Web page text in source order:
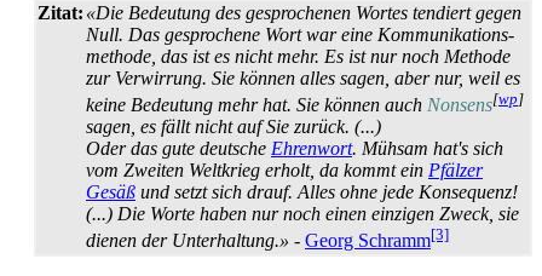
Zitat: «Die Bedeutung des gesprochenen Wortes tendiert gegen
Null. Das gesprochene Wort war eine Kommunikations­
methode, das ist es nicht mehr. Es ist nur noch Methode
zur Verwirrung. Sie können alles sagen, aber nur, weil es
keine Bedeutung mehr hat. Sie können auch Nonsens[wp]
sagen, es fällt nicht auf Sie zurück. (...)
Oder das gute deutsche Ehrenwort. Mühsam hat's sich
vom Zweiten Weltkrieg erholt, da kommt ein Pfälzer
Gesäß und setzt sich drauf. Alles ohne jede Konsequenz!
(...) Die Worte haben nur noch einen einzigen Zweck, sie
dienen der Unterhaltung.» - Georg Schramm[3]